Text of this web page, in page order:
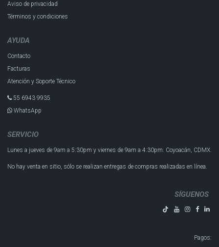
Aviso de privacidad
Términos y condiciones
AYUDA
Contacto
Facturas
Atención y Soporte Técnico
55 6943 993​5
WhatsApp
SERVICIO
Lunes a jueves de 9am a 5:30pm y viernes de 9am a 4:30pm. Coyoacán, CDMX.
No hay venta en sitio, sólo se realizan entregas de compras realizadas en línea.
SÍGUENOS
Pagos: